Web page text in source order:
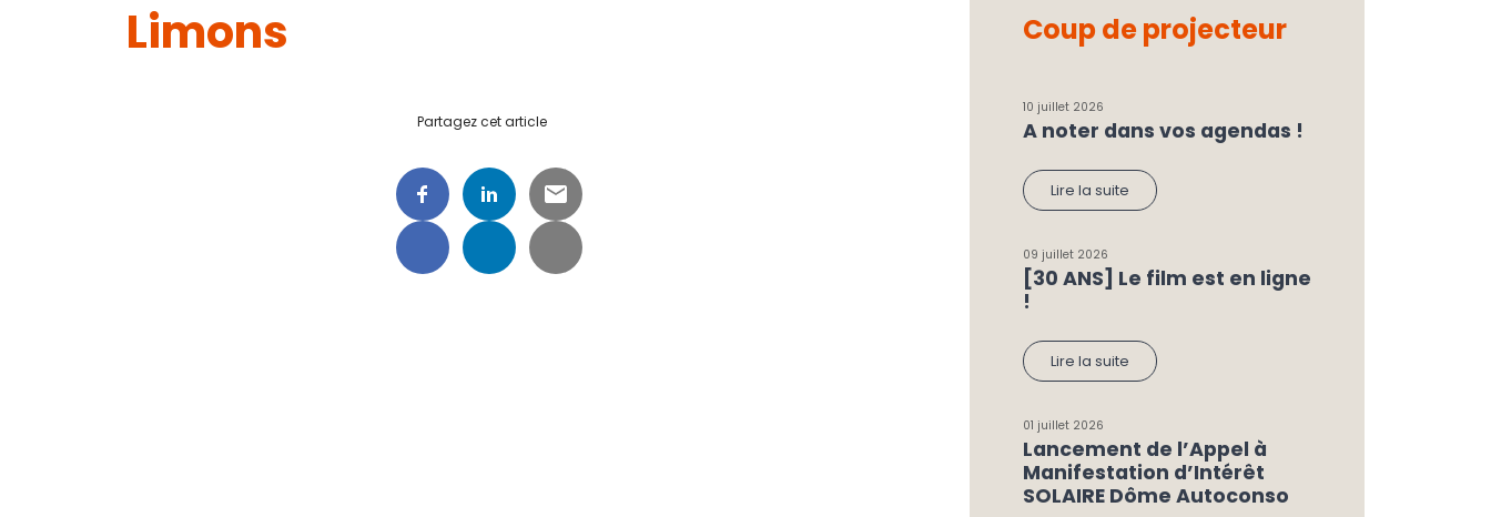
Limons
Partagez cet article
Coup de projecteur
10 juillet 2026
A noter dans vos agendas !
Lire la suite
09 juillet 2026
[30 ANS] Le film est en ligne
!
Lire la suite
01 juillet 2026
Lancement de l’Appel à
Manifestation d’Intérêt
SOLAIRE Dôme Autoconso